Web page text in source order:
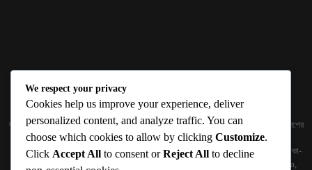
ABOUT US
জ্ঞান বিজ্ঞানের উৎকর্ষ আমাদের প্রভাবিত করে। আলোকিত করে। সেই আলো কে ধারণ কর দেশ ও বিদেশের
তথ্যপ্রযুক্তির অতিসাম্প্রতিক খবরাখবর পাঠকের হাতের মুঠোয় দিতে চায় টেকসিঁড়ি ডট কম।
প্রকাশক ও নির্বাহী সম্পাদকঃ সামিউল হক সুমন ১৮৮/১ (২য় তলা), ইনার সার্কুলার রোড, আরামবাগ, ঢাকা-
techshiribd@gmail.com
We respect your privacy
Cookies help us improve your experience, deliver
personalized content, and analyze traffic. You can
choose which cookies to allow by clicking Customize.
Click Accept All to consent orReject All to decline